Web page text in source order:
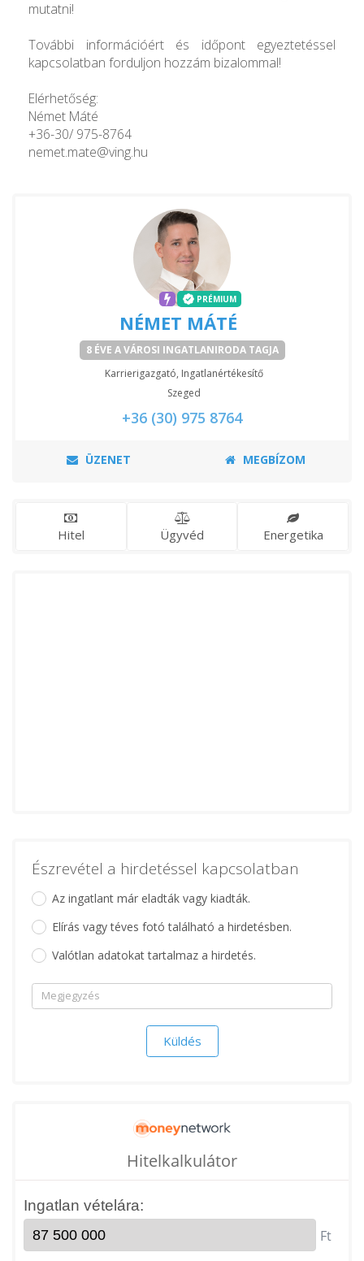
mutatni!
További információért és időpont egyeztetéssel
kapcsolatban forduljon hozzám bizalommal!
Elérhetőség:
Német Máté
+36-30/ 975-8764
nemet.mate@ving.hu
PRÉMIUM
NÉMET MÁTÉ
8 ÉVE A VÁROSI INGATLANIRODA TAGJA
Karrierigazgató, Ingatlanértékesítő
Szeged
+36 (30) 975 8764
ÜZENET MEGBÍZOM
Hitel Ügyvéd Energetika
Észrevétel a hirdetéssel kapcsolatban
Az ingatlant már eladták vagy kiadták.
Elírás vagy téves fotó található a hirdetésben.
Valótlan adatokat tartalmaz a hirdetés.